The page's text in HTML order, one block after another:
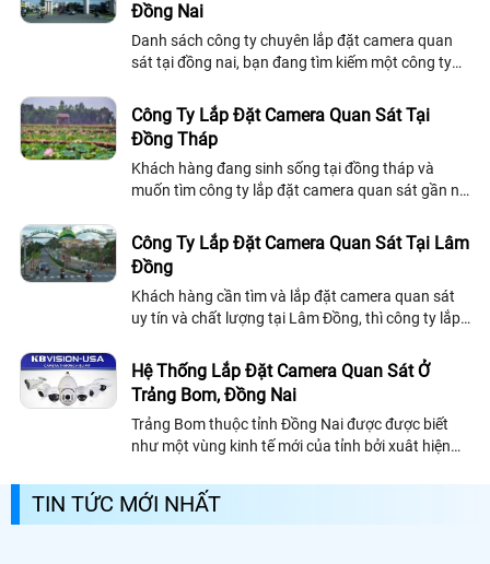
Đồng Nai
Danh sách công ty chuyên lắp đặt camera quan
sát tại đồng nai, bạn đang tìm kiếm một công ty
công ty chúng tôi giới thiệu đến khách hàng một
số công ty lắp đặt camera quan sát tại đồng nai.
Công Ty Lắp Đặt Camera Quan Sát Tại
Đồng Tháp
Khách hàng đang sinh sống tại đồng tháp và
muốn tìm công ty lắp đặt camera quan sát gần nơi
quan sát chúng tôi giới thiệu đến...
Công Ty Lắp Đặt Camera Quan Sát Tại Lâm
Đồng
Khách hàng cần tìm và lắp đặt camera quan sát
uy tín và chất lượng tại Lâm Đồng, thì công ty lắp
khách hàng danh sách một số công...
Hệ Thống Lắp Đặt Camera Quan Sát Ở
Trảng Bom, Đồng Nai
Trảng Bom thuộc tỉnh Đồng Nai được được biết
như một vùng kinh tế mới của tỉnh bởi xuât hiện
Trảng Bom có một vị trí vô cùng quan...
TIN TỨC MỚI NHẤT